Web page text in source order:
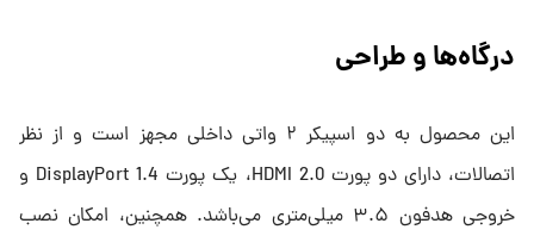
درگاه‌ها و طراحی
این محصول به دو اسپیکر ۲ واتی داخلی مجهز است و از نظر
اتصالات، دارای دو پورت HDMI 2.0، یک پورت DisplayPort 1.4 و
خروجی هدفون ۳.۵ میلی‌متری می‌باشد. همچنین، امکان نصب